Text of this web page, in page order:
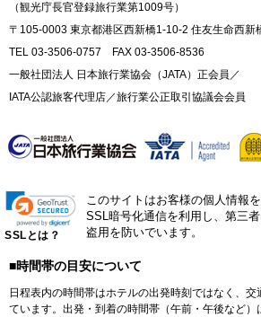
（観光庁長官登録旅行業第1009号）
〒105-0003 東京都港区西新橋1-10-2 住友生命西新
TEL 03-3506-0757 FAX 03-3506-8536
一般社団法人 日本旅行業協会（JATA）正会員／
IATA公認旅客代理店／旅行業公正取引協議会会員
SSLとは？
このサイトはお客様の個人情報
SSL暗号化通信を利用し、第三
盗用を防いでいます。
■時間帯の目安について
日程表内の時間帯はホテルの出発時刻ではなく、交
ています。出発・到着の時間帯（午前・午後など